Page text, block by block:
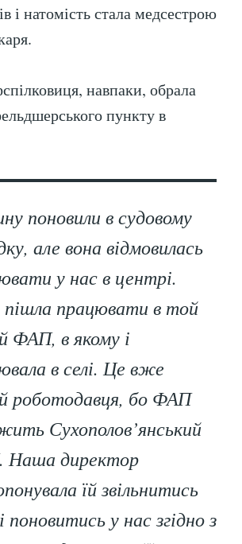
і натомість стала медсестрою
навпаки, обрала
пункту в
поновили в судовому
але вона відмовилась
у нас в центрі.
працювати в той
ФАП, в якому і
в селі. Це вже
роботодавця, бо ФАП
Сухополов’янський
директор
їй звільнитись
поновитись у нас згідно з